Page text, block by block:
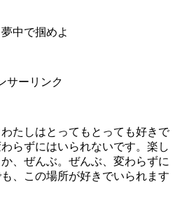
中で掴めよ
サーリンク
たしはとってもとっても好きで
らずにはいられないです。楽し
、ぜんぶ。ぜんぶ、変わらずに
、この場所が好きでいられます